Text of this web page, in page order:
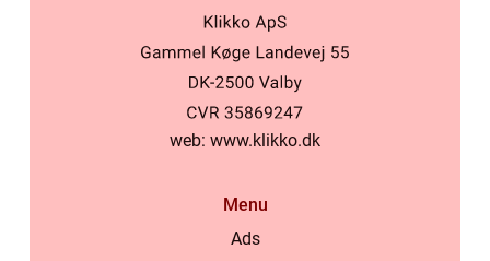
web: www.klikko.dk
Menu
Ads